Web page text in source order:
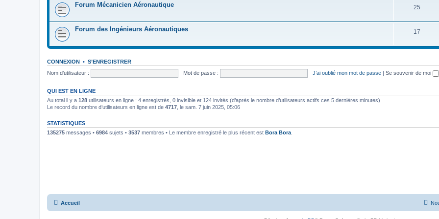
Forum Mécanicien Aéronautique 25
Forum des Ingénieurs Aéronautiques 17
CONNEXION • S’ENREGISTRER
Nom d’utilisateur :
Mot de passe : J’ai oublié mon mot de passe | Se souvenir de moi
QUI EST EN LIGNE
Au total il y a 128 utilisateurs en ligne : 4 enregistrés, 0 invisible et 124 invités (d’après le nombre d’utilisateurs actifs ces 5 dernières minutes)
Le record du nombre d’utilisateurs en ligne est de 4717 , le sam. 7 juin 2025, 05:06
STATISTIQUES
135275 messages • 6984 sujets • 3537 membres • Le membre enregistré le plus récent est Bora Bora
Accueil